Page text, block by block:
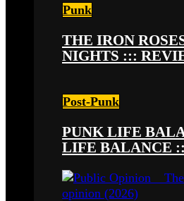
Punk
THE IRON
NIGHTS :::
Post-Punk
PUNK LIFE
LIFE BALANCE